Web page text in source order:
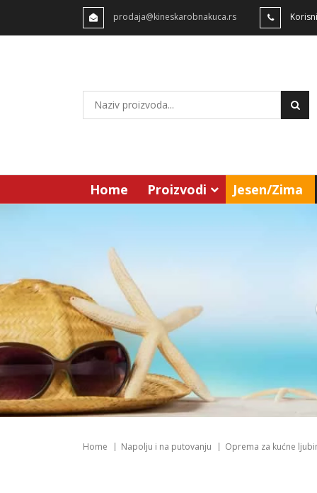
prodaja@kineskarobnakuca.rs
Home Proizvodi Jesen/Zima
Home Napolju i na putovanju Oprema za kućne